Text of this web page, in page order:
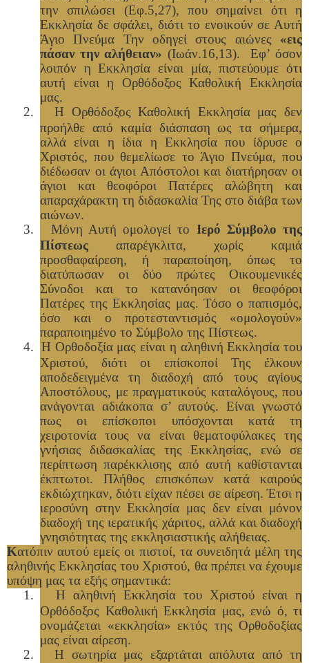
την σπιλώσει (Εφ.5,27), που σημαίνει ότι η
Εκκλησία δε σφάλει, διότι το ενοικούν σε Αυτή
Άγιο Πνεύμα Την οδηγεί στους αιώνες «εις
πάσαν την αλήθειαν» (Ιωάν.16,13). Εφ’ όσον
λοιπόν η Εκκλησία είναι μία, πιστεύουμε ότι
αυτή είναι η Ορθόδοξος Καθολική Εκκλησία
μας.
2.
Η Ορθόδοξος Καθολική Εκκλησία μας δεν
προήλθε από καμία διάσπαση ως τα σήμερα,
αλλά είναι η ίδια η Εκκλησία που ίδρυσε ο
Χριστός, που θεμελίωσε το Άγιο Πνεύμα, που
διέδωσαν οι άγιοι Απόστολοι και διατήρησαν οι
άγιοι και θεοφόροι Πατέρες αλώβητη και
απαραχάρακτη τη διδασκαλία Της στο διάβα των
αιώνων.
3.
Μόνη Αυτή ομολογεί το Ιερό Σύμβολο της
Πίστεως απαρέγκλιτα, χωρίς καμιά
προσθαφαίρεση, ή παραποίηση, όπως το
διατύπωσαν οι δύο πρώτες Οικουμενικές
Σύνοδοι και το κατανόησαν οι θεοφόροι
Πατέρες της Εκκλησίας μας. Τόσο ο παπισμός,
όσο και ο προτεσταντισμός «ομολογούν»
παραποιημένο το Σύμβολο της Πίστεως.
4. Η Ορθοδοξία μας είναι η αληθινή Εκκλησία του
Χριστού, διότι οι επίσκοποί Της έλκουν
αποδεδειγμένα τη διαδοχή από τους αγίους
Αποστόλους, με πραγματικούς καταλόγους, που
ανάγονται αδιάκοπα σ’ αυτούς. Είναι γνωστό
πως οι επίσκοποι υπόσχονται κατά τη
χειροτονία τους να είναι θεματοφύλακες της
γνήσιας διδασκαλίας της Εκκλησίας, ενώ σε
περίπτωση παρέκκλισης από αυτή καθίστανται
έκπτωτοι. Πλήθος επισκόπων κατά καιρούς
εκδιώχτηκαν, διότι είχαν πέσει σε αίρεση. Έτσι η
ιεροσύνη στην Εκκλησία μας δεν είναι μόνον
διαδοχή της ιερατικής χάριτος, αλλά και διαδοχή
γνησιότητας της εκκλησιαστικής αλήθειας.
Κατόπιν αυτού εμείς οι πιστοί, τα συνειδητά μέλη της
αληθινής Εκκλησίας του Χριστού, θα πρέπει να έχουμε
υπόψη μας τα εξής σημαντικά:
1.
Η αληθινή Εκκλησία του Χριστού είναι η
Ορθόδοξος Καθολική Εκκλησία μας, ενώ ό, τι
ονομάζεται «εκκλησία» εκτός της Ορθοδοξίας
μας είναι αίρεση.
2.
Η σωτηρία μας εξαρτάται απόλυτα από τη